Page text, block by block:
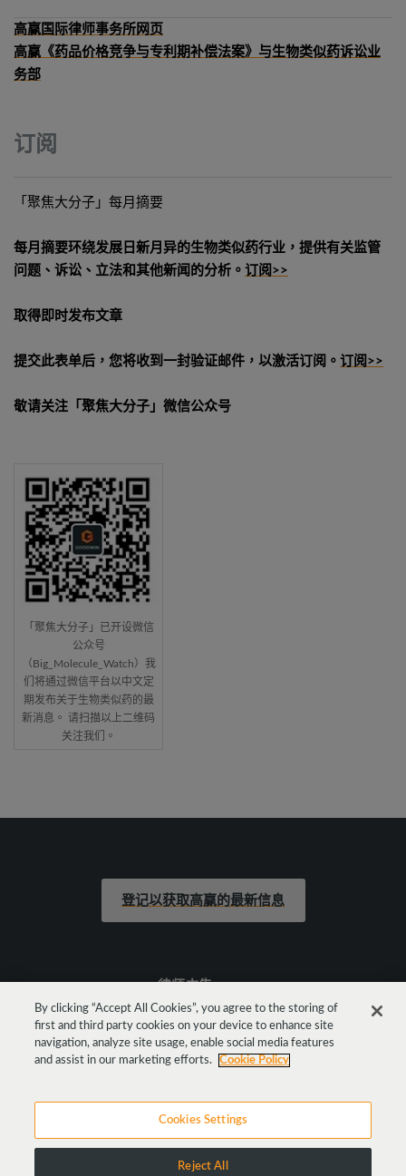
高赢国际律师事务所网页
高赢《药品价格竞争与专利期补偿法案》与生物类似药诉讼业
务部
订阅
「聚焦大分子」每月摘要
每月摘要环绕发展日新月异的生物类似药行业，提供有关监管
问题、诉讼、立法和其他新闻的分析。 订阅>>
取得即时发布文章
提交此表单后，您将收到一封验证邮件，以激活订阅。 订阅>>
敬请关注「聚焦大分子」微信公众号
「聚焦大分子」已开设微信
公众号
（Big_Molecule_Watch）我
们将通过微信平台以中文定
期发布关于生物类似药的最
新消息。 请扫描以上二维码
关注我们。
登记以获取高赢的最新信息
律师广告
法律声明
By clicking “Accept All Cookies”, you agree to the storing of
first and third party cookies on your device to enhance site
navigation, analyze site usage, enable social media features
and assist in our marketing efforts.
Cookie Policy
Cookies Settings
Reject All